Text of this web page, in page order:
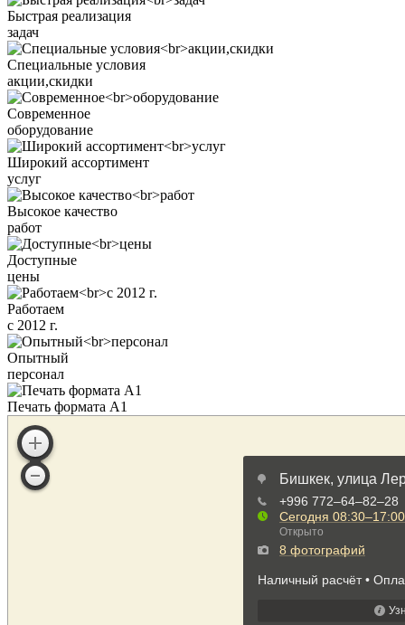
Быстрая реализация
задач
Специальные условия
акции,скидки
Современное
оборудование
Широкий ассортимент
услуг
Высокое качество
работ
Доступные
цены
Работаем
с 2012 г.
Опытный
персонал
Печать формата А1